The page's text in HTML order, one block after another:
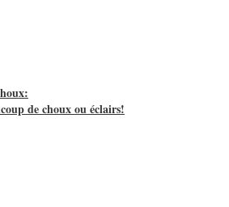
de choux ou éclairs!